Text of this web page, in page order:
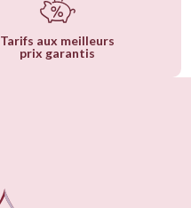
Tarifs aux meilleurs
prix garantis